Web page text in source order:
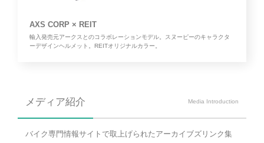
AXS CORP × REIT
輸入発売元アークスとのコラボレーションモデル。スヌーピーのキャラクタ
ーデザインヘルメット。REITオリジナルカラー。
メディア紹介 Media Introduction
バイク専門情報サイトで取上げられたアーカイブズリンク集